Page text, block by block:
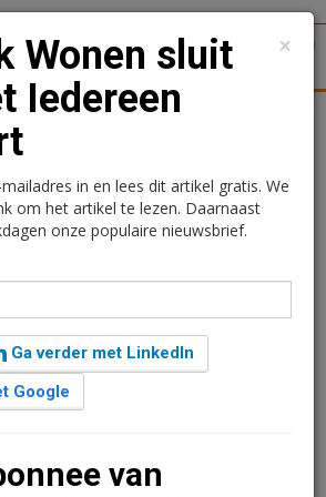
Wonen sluit deal
Bespaart
is per 1 november een
aangegaan met Iedereen
die samenwerkt met regionale
en energieaanbieders en voor de
en gaat om die reden samenwerken met
huurders kunnen besparen op hun
×
Wonen sluit
Iedereen
in en lees dit artikel gratis. We
om het artikel te lezen. Daarnaast
onze populaire nieuwsbrief.
Ga verder met LinkedIn
Google
van